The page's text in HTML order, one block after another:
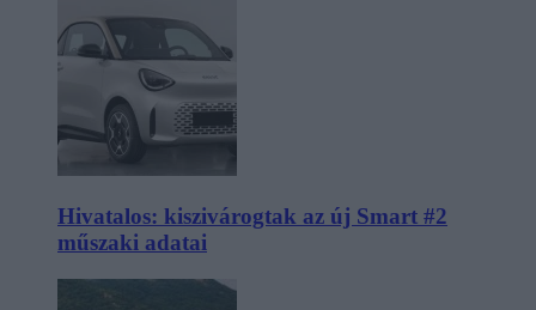
Hivatalos: kiszivárogtak az új Smart #2
műszaki adatai